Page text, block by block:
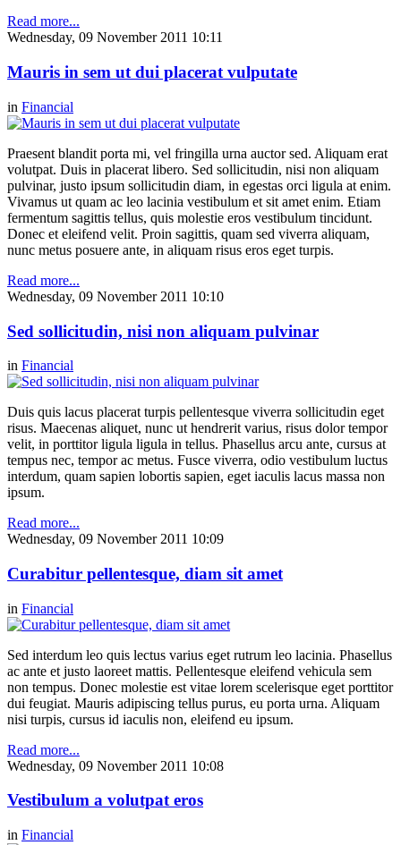
Read more...
Wednesday, 09 November 2011 10:11
Mauris in sem ut dui placerat vulputate
in Financial
Praesent blandit porta mi, vel fringilla urna auctor sed. Aliquam erat
volutpat. Duis in placerat libero. Sed sollicitudin, nisi non aliquam
pulvinar, justo ipsum sollicitudin diam, in egestas orci ligula at enim.
Vivamus ut quam ac leo lacinia vestibulum et sit amet enim. Etiam
fermentum sagittis tellus, quis molestie eros vestibulum tincidunt.
Donec et eleifend velit. Proin sagittis, quam sed viverra aliquam,
nunc metus posuere ante, in aliquam risus eros eget turpis.
Read more...
Wednesday, 09 November 2011 10:10
Sed sollicitudin, nisi non aliquam pulvinar
in Financial
Duis quis lacus placerat turpis pellentesque viverra sollicitudin eget
risus. Maecenas aliquet, nunc ut hendrerit varius, risus dolor tempor
velit, in porttitor ligula ligula in tellus. Phasellus arcu ante, cursus at
tempus nec, tempor ac metus. Fusce viverra, odio vestibulum luctus
interdum, quam sapien lobortis sapien, eget iaculis lacus massa non
ipsum.
Read more...
Wednesday, 09 November 2011 10:09
Curabitur pellentesque, diam sit amet
in Financial
Sed interdum leo quis lectus varius eget rutrum leo lacinia. Phasellus
ac ante et justo laoreet mattis. Pellentesque eleifend vehicula sem
non tempus. Donec molestie est vitae lorem scelerisque eget porttitor
dui feugiat. Mauris adipiscing tellus purus, eu porta urna. Aliquam
nisi turpis, cursus id iaculis non, eleifend eu ipsum.
Read more...
Wednesday, 09 November 2011 10:08
Vestibulum a volutpat eros
in Financial